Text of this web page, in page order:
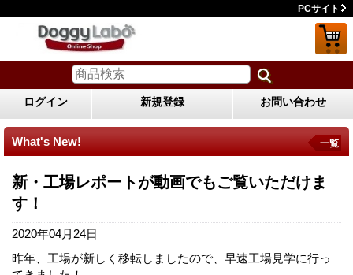
PCサイト
ログイン 新規登録 お問い合わせ
What's New! 一覧
新・工場レポートが動画でもご覧いただけま
す！
2020年04月24日
昨年、工場が新しく移転しましたので、早速工場見学に行っ